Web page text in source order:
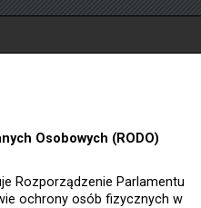
Osobowych (RODO)
Rozporządzenie Parlamentu
ochrony osób fizycznych w